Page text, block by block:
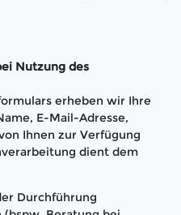
Nutzung des
erheben wir Ihre
E-Mail-Adresse,
Ihnen zur Verfügung
dient dem
Durchführung